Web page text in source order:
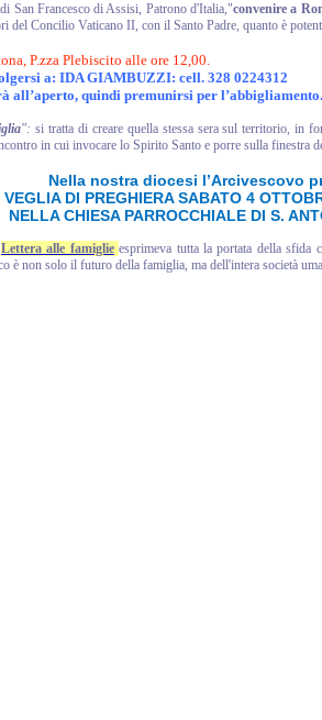
San Francesco di Assisi, Patrono d'Italia,"convenire a
del Concilio Vaticano II, con il Santo Padre, quanto è
P.zza Plebiscito alle ore 12,00.
a: IDA GIAMBUZZI: cell. 328 0224312
all’aperto, quindi premunirsi per l’abbigliamento.
": si tratta di creare quella stessa sera sul territorio, in
in cui invocare lo Spirito Santo e porre sulla finestra
Nella nostra diocesi l’Arcivescovo
VEGLIA DI PREGHIERA SABATO 4
NELLA CHIESA PARROCCHIALE DI S.
Lettera alle famiglie esprimeva tutta la portata della sfida
è non solo il futuro della famiglia, ma dell'intera società